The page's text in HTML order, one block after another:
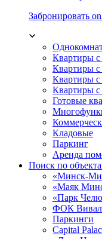
Забронировать
Квартиры
Квартиры
Квартиры
Квартиры
Готовые
Кладовые
Паркинг
Аренда
Поиск по
«Минск-
«Маяк
«Парк
ФОК
Паркинги
Capital